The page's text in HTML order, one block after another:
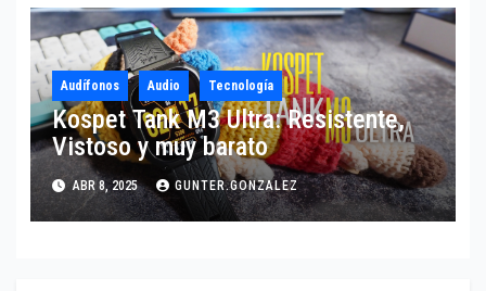
Audífonos Audio Tecnología
Kospet Tank M3 Ultra: Resistente,
Vistoso y muy barato
ABR 8, 2025 GUNTER.GONZALEZ